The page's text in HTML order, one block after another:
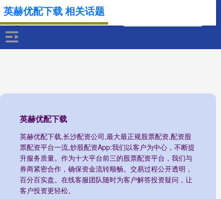
英赫优配下载
英赫优配下载,长沙配资公司,最大最正规股票配资,配资股
票配资平台一流,炒股配资App:我们以客户为中心，不断提
升服务质量。作为十大平台前三的股票配资平台，我们与
券商紧密合作，确保资金流转顺畅。交易过程公开透明，
百分百实盘。在线客服团队随时为客户解答投资疑问，让
客户投资更轻松。
英赫优配下载 相关话题